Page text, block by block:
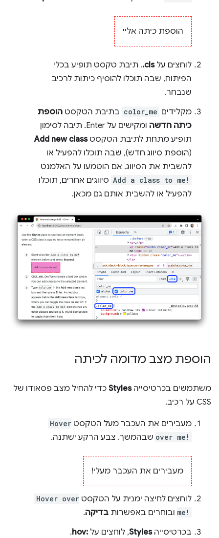
הוספת כיתה אליי
לוחצים על‎.cls. תיבת טקסט תופיע בכלי
הפיתוח, שבה תוכלו להוסיף כיתות לרכיב
שנבחר.
מקלידים color_me בתיבת הטקסט הוספת
כיתה חדשה
ומקישים על Enter. תיבה לסימון
תופיע מתחת לתיבת הטקסטAdd new class
(הוספת סיווג חדש), שבה תוכלו להפעיל או
להשבית את הסיווג. אם הוטמעו על האלמנט
Add a class to me! סיווגים אחרים, תוכלו
להפעיל או להשבית אותם גם מכאן.
הוספת מצב מדומה לכיתה
משתמשים בכרטיסייהStyles כדי להחיל מצב פסאודו של
CSS על רכיב.
מעבירים את העכבר מעל הטקסט Hover
over me! שבהמשך. צבע הרקע ישתנה.
מעבירים את העכבר מעלי!
לוחצים לחיצה ימנית על הטקסט Hover over
me! ובוחרים באפשרות בדיקה.
בכרטיסייהStyles, לוחצים על :hov
.